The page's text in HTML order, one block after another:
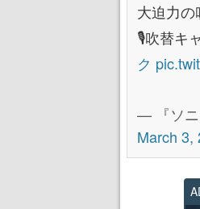
大迫力
🎙吹替キ
ク
— 『ソニ
March 3,